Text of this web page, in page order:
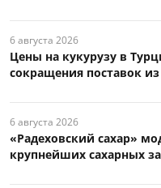
6 августа 2026
Цены на кукурузу в
сокращения поставок
6 августа 2026
«Радеховский сахар»
крупнейших сахарных